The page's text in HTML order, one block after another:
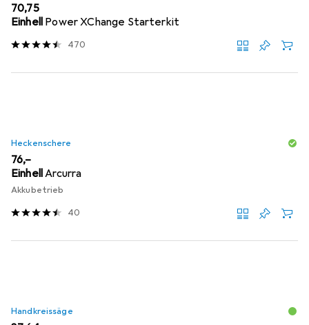
EUR
70,75
Einhell Power XChange Starterkit
470
Heckenschere
EUR
76,–
EinhellArcurra
Akkubetrieb
40
Handkreissäge